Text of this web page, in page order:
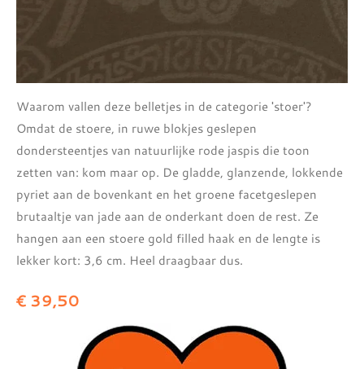
Waarom vallen deze belletjes in de categorie 'stoer'?
Omdat de stoere, in ruwe blokjes geslepen
dondersteentjes van natuurlijke rode jaspis die toon
zetten van: kom maar op. De gladde, glanzende, lokkende
pyriet aan de bovenkant en het groene facetgeslepen
brutaaltje van jade aan de onderkant doen de rest. Ze
hangen aan een stoere gold filled haak en de lengte is
lekker kort: 3,6 cm. Heel draagbaar dus.
€ 39,50